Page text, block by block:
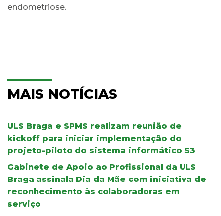
endometriose.
MAIS NOTÍCIAS
ULS Braga e SPMS realizam reunião de
kickoff para iniciar implementação do
projeto-piloto do sistema informático S3
Gabinete de Apoio ao Profissional da ULS
Braga assinala Dia da Mãe com iniciativa de
reconhecimento às colaboradoras em
serviço